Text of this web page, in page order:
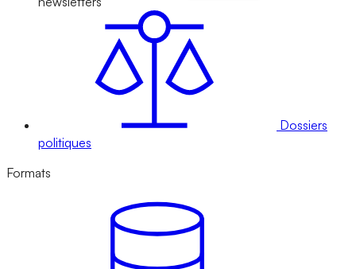
Dossiers
politiques
Formats